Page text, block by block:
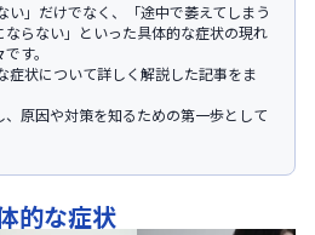
い」だけでなく、「途中で萎えてしまう
ならない」といった具体的な症状の現れ
す。
症状について詳しく解説した記事をま
原因や対策を知るための第一歩として
的な症状